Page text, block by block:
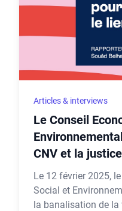
Articles & interviews
Le Conseil
CNV et la
Le 12 février 2025,
Social et
la banalisation de la